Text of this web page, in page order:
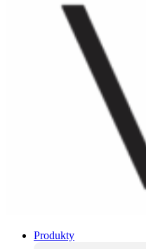
Produkty